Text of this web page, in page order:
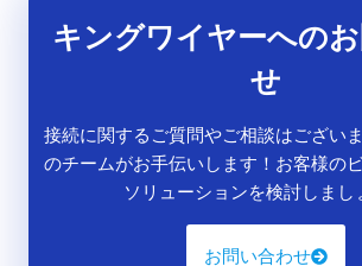
キングワイヤーへの
せ
接続に関するご質問やご相談はござい
のチームがお手伝いします！お客様の
ソリューションを検討しまし
お問い合わせ